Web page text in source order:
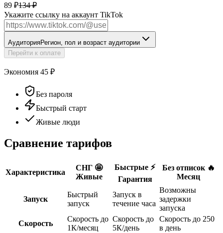
89 ₽134₽
Укажите ссылку на аккаунт TikTok
АудиторияРегион, пол и возраст аудитории
Перейти к оплате
Экономия 45 ₽
Без пароля
Быстрый старт
Живые люди
Сравнение тарифов
Характеристика
СНГ 🤩
Живые
Быстрые ⚡️
Гарантия
Без отписок 🔥
Месяц
Запуск
Быстрый
запуск
Запуск в
течение часа
Возможны
задержки
запуска
Скорость
Скорость до
1К/месяц
Скорость до
5К/день
Скорость до 250
в день